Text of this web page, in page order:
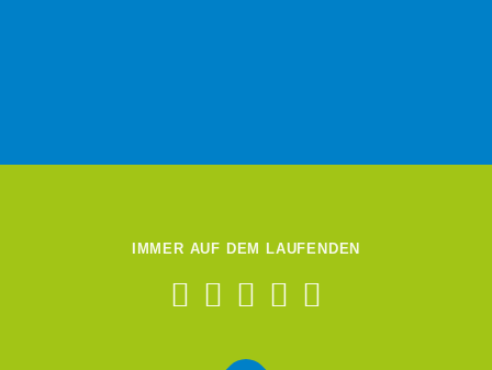
IMMER AUF DEM LAUFENDEN